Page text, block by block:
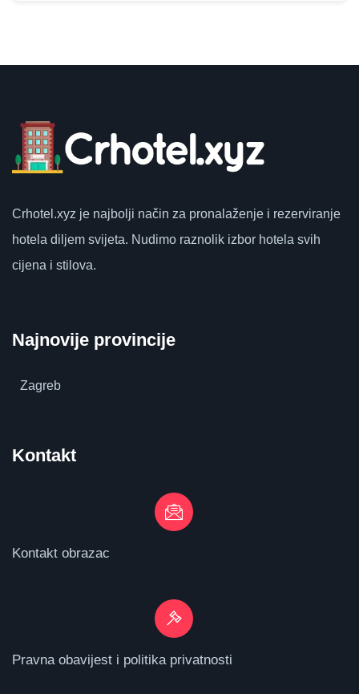
Crhotel.xyz je najbolji način za pronalaženje i rezerviranje
hotela diljem svijeta. Nudimo raznolik izbor hotela svih
cijena i stilova.
Najnovije provincije
Zagreb
Kontakt
Kontakt obrazac
Pravna obavijest i politika privatnosti